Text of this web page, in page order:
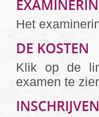
Het
DE KOSTEN
Klik op de
examen te
INSCHRIJVEN